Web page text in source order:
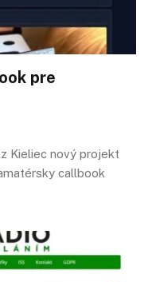
pre
Kieliec nový projekt
callbook